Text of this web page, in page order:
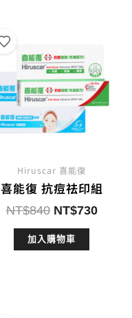
Hiruscar 喜能復
喜能復 抗痘祛印組
NT$840 原
始
價
NT$730目
加入購物車